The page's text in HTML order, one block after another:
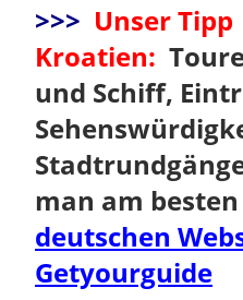
>>> Unser Tipp
Kroatien:
und Schiff,
man am besten
deutschen
Getyourguide